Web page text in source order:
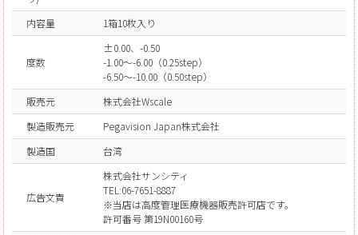
内容量 1箱10枚入り
度数
±0.00、-0.50
-1.00～-6.00（0.25step）
-6.50～-10.00（0.50step）
販売元
株式会社Wscale
製造販売元
Pegavision Japan株式会社
製造国
台湾
広告文責
株式会社サンシティ
TEL:06-7651-8887
※当店は高度管理医療機器販売許可店です。
許可番号 第19N00160号